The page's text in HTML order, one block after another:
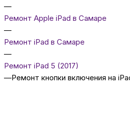
—
Ремонт Apple iPad в Самаре
—
Ремонт iPad в Самаре
—
Ремонт iPad 5 (2017)
—Ремонт кнопки включения на